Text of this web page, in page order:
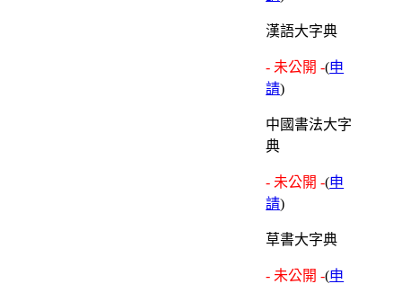
漢語大字典
- 未公開 -(申
請)
中國書法大字
典
- 未公開 -(申
請)
草書大字典
- 未公開 -(申